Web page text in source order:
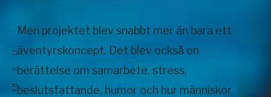
Men projektet blev snabbt mer än bara ett
äventyrskoncept. Det blev också en
berättelse om samarbete, stress,
beslutsfattande, humor och hur människor
FB
X
LI